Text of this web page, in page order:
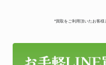
*買取をご利用頂いたお客様